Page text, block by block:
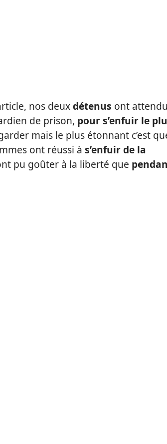
nos deuxdétenus ont
de prison, pour s’enfuir le
mais le plus étonnant c’est
ont réussi à s’enfuir de la
pu goûter à la liberté que